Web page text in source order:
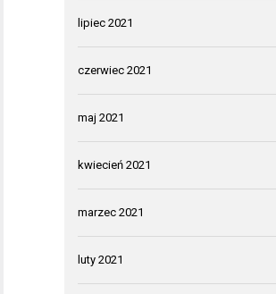
lipiec 2021
czerwiec 2021
maj 2021
kwiecień 2021
marzec 2021
luty 2021